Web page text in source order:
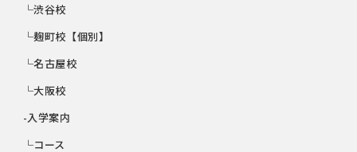
└渋谷校
└麹町校【個別】
└名古屋校
└大阪校
-入学案内
└コース